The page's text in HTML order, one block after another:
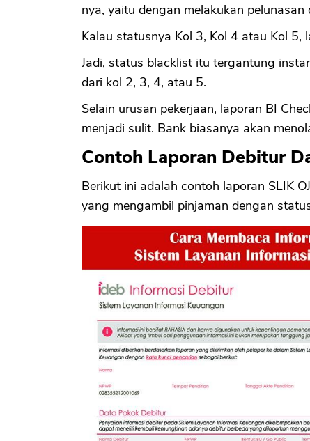
nya, yaitu dengan melakukan
Kalau statusnya Kol 3, Kol 4 atau Kol 5,
Jadi, status blacklist itu tergantung
dari kol 2, 3, 4, atau 5.
Selain urusan pekerjaan, laporan BI
menjadi sulit. Bank biasanya akan
Contoh Laporan Debitur
Berikut ini adalah contoh laporan SLIK
yang mengambil pinjaman dengan